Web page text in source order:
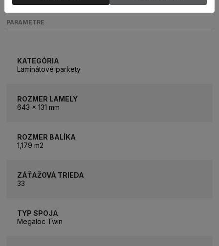
PARAMETRE
KATEGÓRIA
Laminátové parkety
ROZMER LAMELY
643 x 131 mm
ROZMER BALÍKA
1,179 m2
ZÁŤAŽOVÁ TRIEDA
33
TYP SPOJA
Megaloc Twin